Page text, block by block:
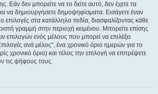
Εάν δεν μπορείτε να το δείτε αυτό, δεν έχετε τα
να δημιουργήσετε δημοψηφίσματα. Εισάγετε έναν
επιλογές στα κατάλληλα πεδία, διασφαλίζοντας κάθε
γραμμή στην περιοχή κειμένου. Μπορείτε επίσης
επιλογών ενός μέλους που μπορεί να επιλέξει
ανά μέλος”, ένα χρονικό όριο ημερών για το
χρονικό όριο) και τέλος την επιλογή να επιτρέψετε
τις ψήφους τους.